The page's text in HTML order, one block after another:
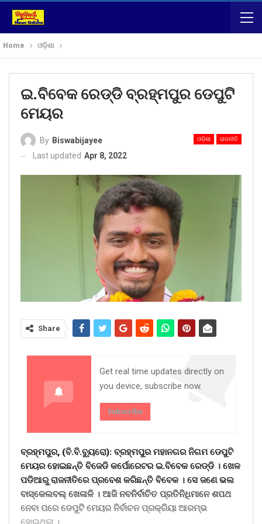
Home ଓଡ଼ିଶା
ଇ.ବିବେକ ରେଡ୍ଡି ବ୍ରହ୍ମପୁର ଡେପୁଟି
ମେୟର
ଓଡ଼ିଶା ରାଜନୀତି
By Biswabijayee
Last updated Apr 8, 2022
Share
Get real time updates directly on
you device, subscribe now.
Subscribe
ବ୍ରହ୍ମପୁର, (ବି.ବି.ବୁ୍ୟରୋ): ବ୍ରହ୍ମପୁର ମହାନଗର ନିଗମ ଡେପୁଟି
ମେୟର ହୋଇଛନ୍ତି ବିଜେଡି କର୍ପୋରେଟର ଇ.ବିବେକ ରେଡ୍ଡି । ଖେଳ
ପଡିଆରୁ ରାଜନୀତିରେ ପ୍ରବେଶ କରିଛନ୍ତି ବିବେକ । ସେ ଜଣେ ଭଲ
ବାସ୍କେଲବଲ୍ ଖେଳାଳି । ଆଜି ନବନିର୍ବାଚିତ ପ୍ରତିନିଧିମାନେ ଶପଥ
ନେବା ପରେ ଡେପୁଟି ମେୟର ନିର୍ବାଚନ ପ୍ରକ୍ରିୟା ଆରମ୍ଭ